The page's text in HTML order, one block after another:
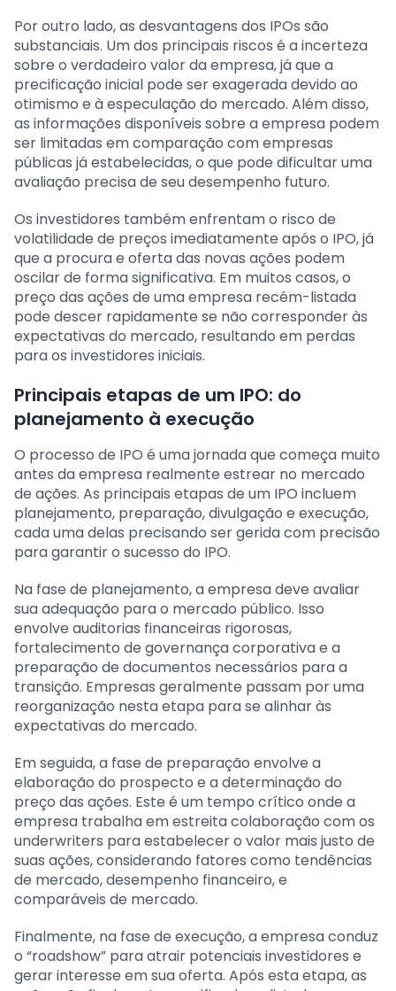
Por outro lado, as desvantagens dos IPOs são
substanciais. Um dos principais riscos é a incerteza
sobre o verdadeiro valor da empresa, já que a
precificação inicial pode ser exagerada devido ao
otimismo e à especulação do mercado. Além disso,
as informações disponíveis sobre a empresa podem
ser limitadas em comparação com empresas
públicas já estabelecidas, o que pode dificultar uma
avaliação precisa de seu desempenho futuro.
Os investidores também enfrentam o risco de
volatilidade de preços imediatamente após o IPO, já
que a procura e oferta das novas ações podem
oscilar de forma significativa. Em muitos casos, o
preço das ações de uma empresa recém-listada
pode descer rapidamente se não corresponder às
expectativas do mercado, resultando em perdas
para os investidores iniciais.
Principais etapas de um IPO: do
planejamento à execução
O processo de IPO é uma jornada que começa muito
antes da empresa realmente estrear no mercado
de ações. As principais etapas de um IPO incluem
planejamento, preparação, divulgação e execução,
cada uma delas precisando ser gerida com precisão
para garantir o sucesso do IPO.
Na fase de planejamento, a empresa deve avaliar
sua adequação para o mercado público. Isso
envolve auditorias financeiras rigorosas,
fortalecimento de governança corporativa e a
preparação de documentos necessários para a
transição. Empresas geralmente passam por uma
reorganização nesta etapa para se alinhar às
expectativas do mercado.
Em seguida, a fase de preparação envolve a
elaboração do prospecto e a determinação do
preço das ações. Este é um tempo crítico onde a
empresa trabalha em estreita colaboração com os
underwriters para estabelecer o valor mais justo de
suas ações, considerando fatores como tendências
de mercado, desempenho financeiro, e
comparáveis de mercado.
Finalmente, na fase de execução, a empresa conduz
o “roadshow” para atrair potenciais investidores e
gerar interesse em sua oferta. Após esta etapa, as